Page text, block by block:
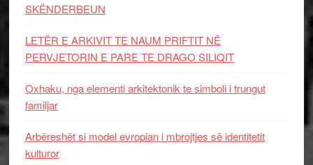
SKËNDERBEUN
LETËR E ARKIVIT TE NAUM PRIFTIT NË
PERVJETORIN E PARE TE DRAGO SILIQIT
Oxhaku, nga elementi arkitektonik te simboli i trungut
familjar
Arbëreshët si model evropian i mbrojtjes së identitetit
kulturor